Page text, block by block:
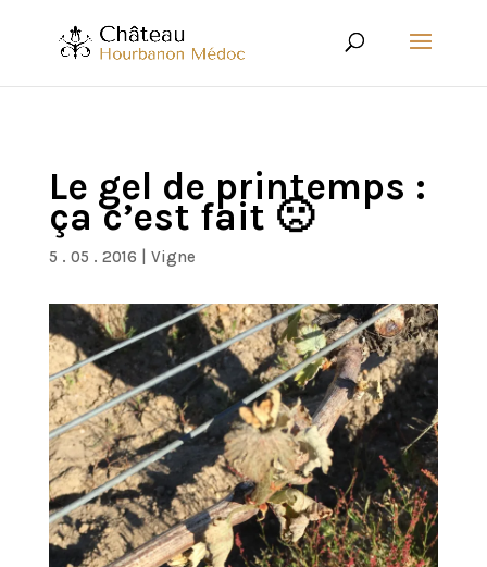
Le gel de printemps :
ça c’est fait 🙁
5 . 05 . 2016 Vigne